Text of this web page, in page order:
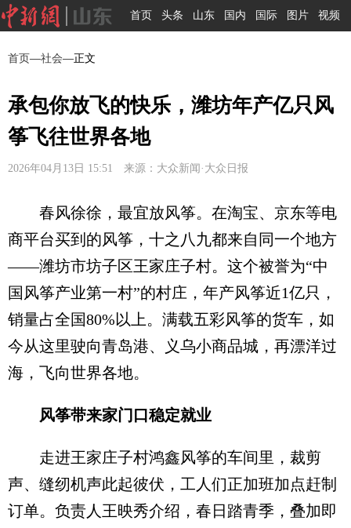
首页 头条 山东 国内 国际 图片 视频
首页—社会—正文
承包你放飞的快乐，潍坊年产亿只风
筝飞往世界各地
2026年04月13日 15:51 来源：大众新闻·大众日报
春风徐徐，最宜放风筝。在淘宝、京东等电
商平台买到的风筝，十之八九都来自同一个地方
——潍坊市坊子区王家庄子村。这个被誉为“中
国风筝产业第一村”的村庄，年产风筝近1亿只，
销量占全国80%以上。满载五彩风筝的货车，如
今从这里驶向青岛港、义乌小商品城，再漂洋过
海，飞向世界各地。
风筝带来家门口稳定就业
走进王家庄子村鸿鑫风筝的车间里，裁剪
声、缝纫机声此起彼伏，工人们正加班加点赶制
订单。负责人王映秀介绍，春日踏青季，叠加即